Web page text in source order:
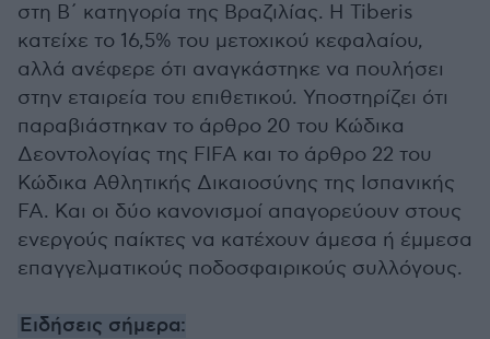
στη Β΄ κατηγορία της Βραζιλίας. Η Tiberis
κατείχε το 16,5% του μετοχικού κεφαλαίου,
αλλά ανέφερε ότι αναγκάστηκε να πουλήσει
στην εταιρεία του επιθετικού. Υποστηρίζει ότι
παραβιάστηκαν το άρθρο 20 του Κώδικα
Δεοντολογίας της FIFA και το άρθρο 22 του
Κώδικα Αθλητικής Δικαιοσύνης της Ισπανικής
FA. Και οι δύο κανονισμοί απαγορεύουν στους
ενεργούς παίκτες να κατέχουν άμεσα ή έμμεσα
επαγγελματικούς ποδοσφαιρικούς συλλόγους.
Ειδήσεις σήμερα: